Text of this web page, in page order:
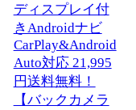
ディスプレイ付
きAndroidナビ
CarPlay&Android
Auto対応 21,995
円送料無料！
【バックカメラ